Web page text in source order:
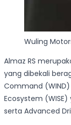
Wuling
Almaz RS
yang dibekali
Command
Ecosystem
serta Advanced